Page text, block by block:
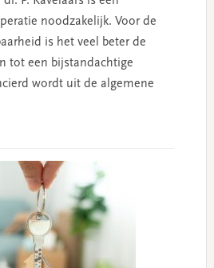
noodzakelijk. Voor de
is het veel beter de
tot een bijstandachtige
wordt uit de algemene